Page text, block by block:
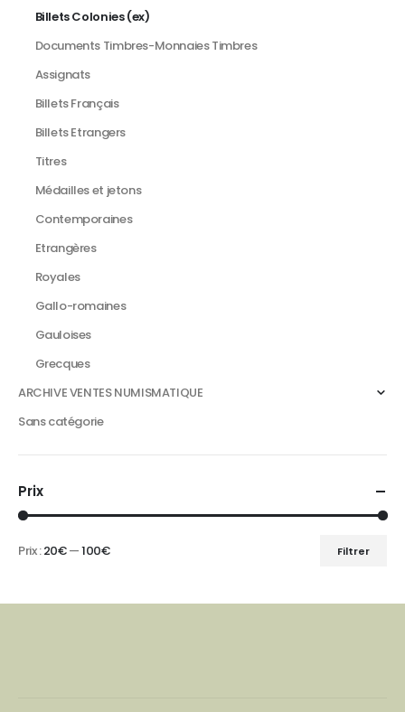
Billets Colonies (ex)
Documents Timbres-Monnaies Timbres
Assignats
Billets Français
Billets Etrangers
Titres
Médailles et jetons
Contemporaines
Etrangères
Royales
Gallo-romaines
Gauloises
Grecques
ARCHIVE VENTES NUMISMATIQUE
Sans catégorie
Prix
Filtrer
Prix :20€—100€